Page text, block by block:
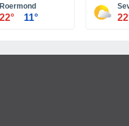
Roermond
22° 11°